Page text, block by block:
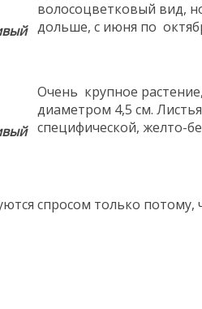
волосоцветковый вид,
дольше, с июня по
Очень крупное
диаметром 4,5 см. Листья
специфической, желто-
спросом только потому,